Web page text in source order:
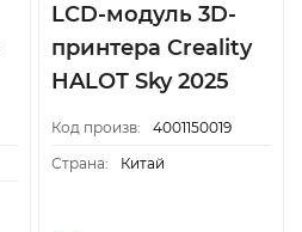
LCD-модуль 3D-
принтера Creality
HALOT Sky 2025
Код произв:
4001150019
Страна:
Китай